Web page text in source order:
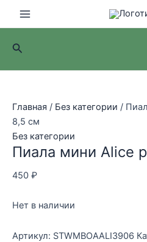
Main
Menu
Поиск
Главная / Без категории /
8,5 см
Без категории
Пиала мини Alice
450 ₽
Нет в наличии
Артикул: STWMBOAALI3906